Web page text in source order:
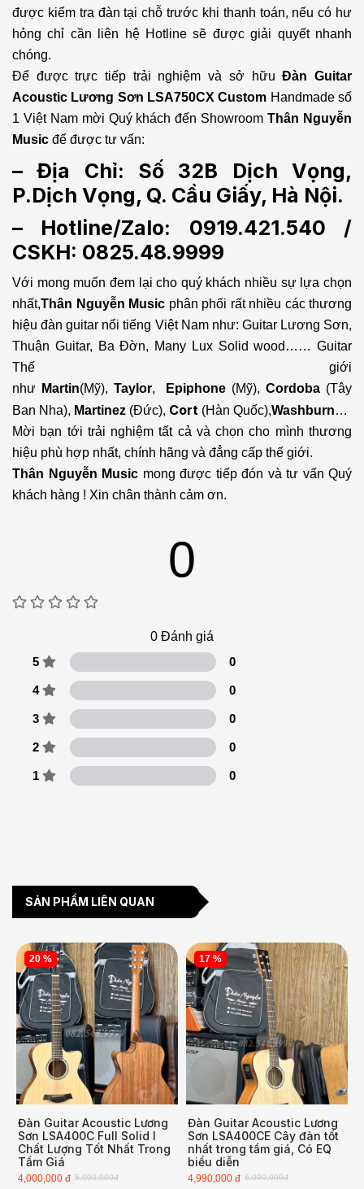
được kiểm tra đàn tại chỗ trước khi thanh toán, nếu có hư
hỏng chỉ cần liên hệ Hotline sẽ được giải quyết nhanh
chóng.
Để được trực tiếp trải nghiệm và sở hữu ĐànGuitar
Acoustic Lương Sơn LSA750CX Custom Handmade số
1 Việt Nam mời Quý khách đến ShowroomThân Nguyễn
Music để được tư vấn:
– Địa Chỉ: Số 32B Dịch Vọng,
P.Dịch Vọng, Q. Cầu Giấy, Hà Nội.
– Hotline/Zalo: 0919.421.540 /
CSKH: 0825.48.9999
Với mong muốn đem lại cho quý khách nhiều sự lựa chọn
nhất,Thân Nguyễn Music phân phối rất nhiều các thương
hiệu đàn guitar nổi tiếng Việt Nam như: Guitar Lương Sơn,
Thuận Guitar, Ba Đờn, Many Lux Solid wood…… Guitar
Thế giới
như Martin(Mỹ), Taylor, Epiphone (Mỹ),Cordoba (Tây
Ban Nha), Martinez (Đức), Cort (Hàn Quốc),Washburn…
Mời bạn tới trải nghiệm tất cả và chọn cho mình thương
hiệu phù hợp nhất, chính hãng và đẳng cấp thế giới.
Thân Nguyễn Music mong được tiếp đón và tư vấn Quý
khách hàng ! Xin chân thành cảm ơn.
0
0 Đánh giá
5
0
4 0
3 0
2 0
1 0
SẢN PHẨM LIÊN QUAN
20 %
Đàn Guitar Acoustic Lương
Sơn LSA400C Full Solid l
Chất Lượng Tốt Nhất Trong
Tầm Giá
5,000,000đ
4,000,000 đ
17 %
Đàn Guitar Acoustic Lương
Sơn LSA400CE Cây đàn tốt
nhất trong tầm giá, Có EQ
biểu diễn
6,000,000đ
4,990,000 đ